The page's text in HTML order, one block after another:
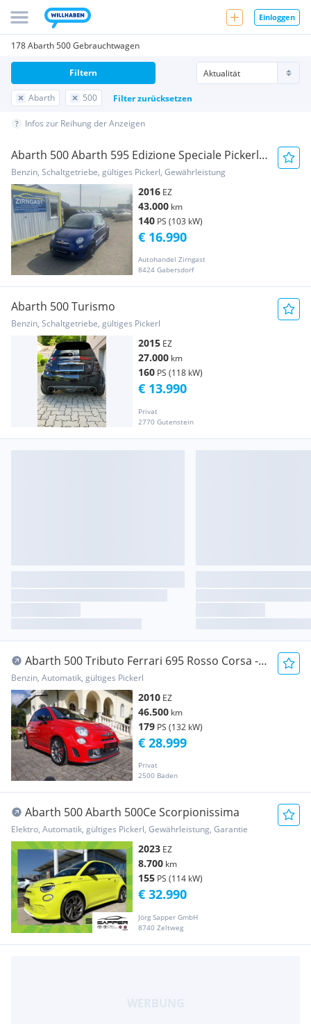
Einloggen
178 Abarth 500 Gebrauchtwagen
Abarth 500 Filter zurücksetzen
Filtern
Infos zur Reihung der Anzeigen
Abarth 500 Abarth 595 Edizione Speciale Pickerl
bis 02/202...
Benzin, Schaltgetriebe, gültiges Pickerl, Gewährleistung
2016 EZ
43.000 km
140 PS (103 kW)
Autohandel Zirngast
8424 Gabersdorf
€ 16.990
Abarth 500 Turismo
Benzin, Schaltgetriebe, gültiges Pickerl
2015 EZ
27.000 km
160 PS (118 kW)
Privat
2770 Gutenstein
€ 13.990
Abarth 500 Tributo Ferrari 695 Rosso Corsa -
#333 von 1199
Benzin, Automatik, gültiges Pickerl
2010 EZ
46.500 km
179 PS (132 kW)
Privat
2500 Baden
€ 28.999
Abarth 500 Abarth 500Ce Scorpionissima
Elektro, Automatik, gültiges Pickerl, Gewährleistung, Garantie
2023 EZ
8.700 km
155 PS (114 kW)
Jörg Sapper GmbH
8740 Zeltweg
€ 32.990